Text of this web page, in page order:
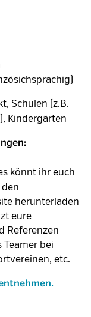
Schulen (z.B.
Kindergärten
könnt ihr euch
herunterladen
eure
Referenzen
bei
etc.